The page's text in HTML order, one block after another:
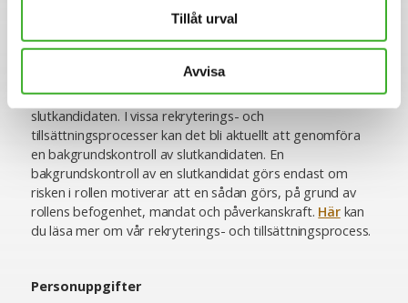
Tillåt urval
Avvisa
Härkan du läsa mer om ansökningsprocessen.
I det fall tjänsten medför ekonomiskt ansvar kommer en
kreditupplysning att genomföras avseende
slutkandidaten. I vissa rekryterings- och
tillsättningsprocesser kan det bli aktuellt att genomföra
en bakgrundskontroll av slutkandidaten. En
bakgrundskontroll av en slutkandidat görs endast om
risken i rollen motiverar att en sådan görs, på grund av
rollens befogenhet, mandat och påverkanskraft. Härkan
du läsa mer om vår rekryterings- och tillsättningsprocess.
Personuppgifter